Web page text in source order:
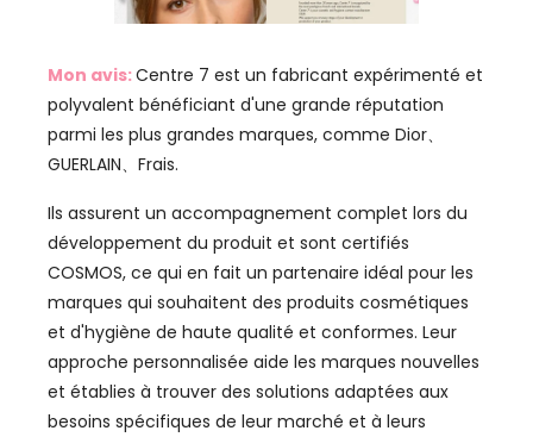
Mon avis:Centre 7 est un fabricant expérimenté et
polyvalent bénéficiant d'une grande réputation
parmi les plus grandes marques, comme Dior、
GUERLAIN、Frais.
Ils assurent un accompagnement complet lors du
développement du produit et sont certifiés
COSMOS, ce qui en fait un partenaire idéal pour les
marques qui souhaitent des produits cosmétiques
et d'hygiène de haute qualité et conformes. Leur
approche personnalisée aide les marques nouvelles
et établies à trouver des solutions adaptées aux
besoins spécifiques de leur marché et à leurs